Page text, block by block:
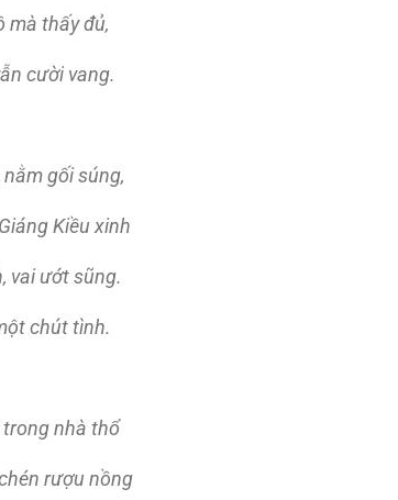
mà thấy đủ,
cười vang.
gối súng,
Kiều xinh
vai ướt sũng.
chút tình.
nhà thổ
rượu nồng